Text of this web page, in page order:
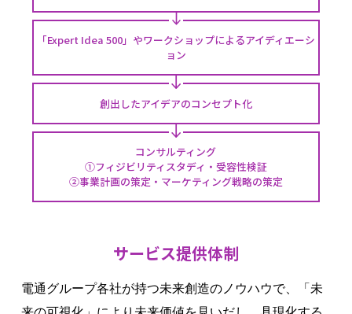
「Expert Idea 500」やワークショップによるアイディエーシ
ョン
創出したアイデアのコンセプト化
コンサルティング
①フィジビリティスタディ・受容性検証
②事業計画の策定・マーケティング戦略の策定
サービス提供体制
電通グループ各社が持つ未来創造のノウハウで、「未